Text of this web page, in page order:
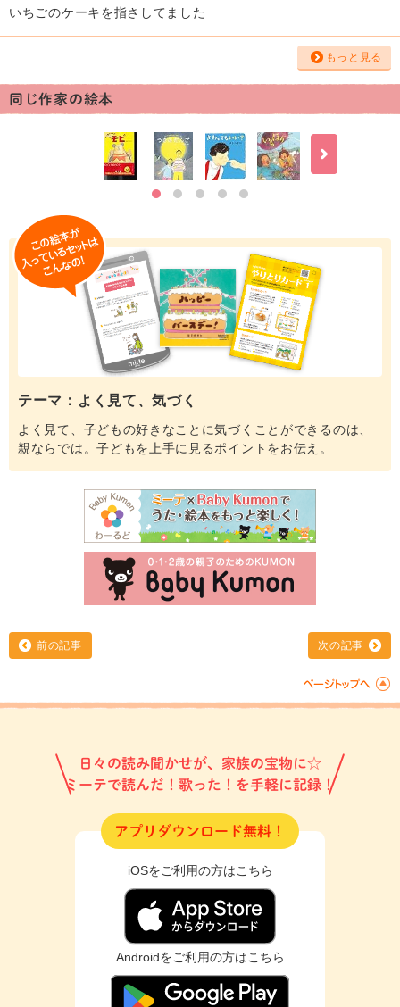
いちごのケーキを指さしてました
もっと見る
同じ作家の絵本
テーマ：よく見て、気づく
よく見て、子どもの好きなことに気づくことができるのは、
親ならでは。子どもを上手に見るポイントをお伝え。
前の記事 次の記事
日々の読み聞かせが、家族の宝物に☆
ミーテで読んだ！歌った！を手軽に記録！
アプリダウンロード無料！
iOSをご利用の方はこちら
Androidをご利用の方はこちら